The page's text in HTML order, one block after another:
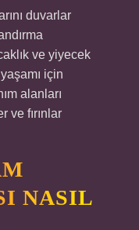
duvarlar
ve yiyecek
için
alanları
ve fırınlar
NASIL